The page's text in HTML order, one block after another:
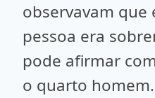
observavam que
pessoa era
pode afirmar
o quarto